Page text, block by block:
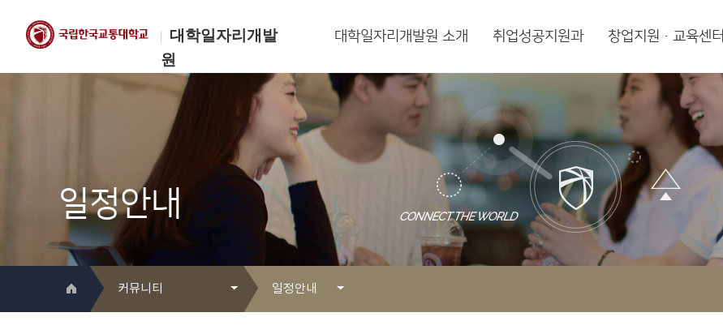
대학일자리개발
원
한국교통대학교
대학일자리개발원
대학일자리개발원 소개 취업성공지원과 창업지원·교육센터
일정안내
커뮤니티 일정안내